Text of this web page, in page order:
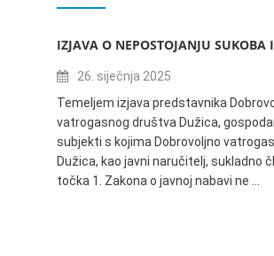
IZJAVA O NEPOSTOJANJU SUKOBA
26. siječnja 2025
Temeljem izjava predstavnika
vatrogasnog društva Dužica,
subjekti s kojima Dobrovoljno
Dužica, kao javni naručitelj, sukladno
točka 1. Zakona o javnoj nabavi ne …